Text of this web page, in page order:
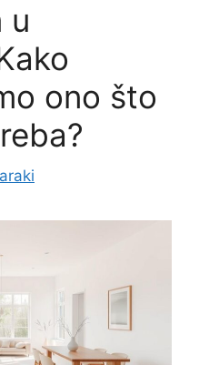
u
ono što